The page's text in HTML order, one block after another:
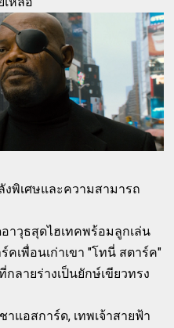
พิเศษและความสามารถ
าวุธสุดไฮเทคพร้อมลูกเล่น
คเพื่อนเก่าเขา "โทนี่ สตาร์ค"
ลายร่างเป็นยักษ์เขียวทรง
แอสการ์ด, เทพเจ้าสายฟ้า